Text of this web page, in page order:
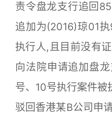
责令盘龙支行追回
追加为(2016)琼01
执行人,且目前没有
向法院申请追加盘
号、10号执行案件被
驳回香港某B公司申